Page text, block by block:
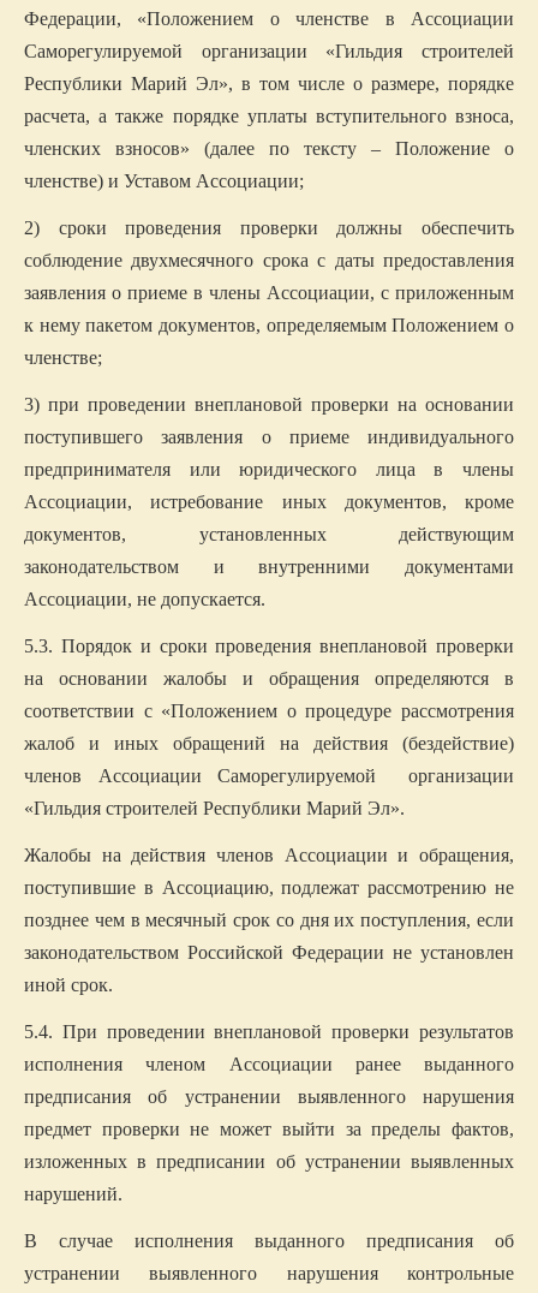
Федерации, «Положением о членстве в Ассоциации
Саморегулируемой организации «Гильдия строителей
Республики Марий Эл», в том числе о размере, порядке
расчета, а также порядке уплаты вступительного взноса,
членских взносов» (далее по тексту – Положение о
членстве) и Уставом Ассоциации;
2) сроки проведения проверки должны обеспечить
соблюдение двухмесячного срока с даты предоставления
заявления о приеме в члены Ассоциации, с приложенным
к нему пакетом документов, определяемым Положением о
членстве;
3) при проведении внеплановой проверки на основании
поступившего заявления о приеме индивидуального
предпринимателя или юридического лица в члены
Ассоциации, истребование иных документов, кроме
документов, установленных действующим
законодательством и внутренними документами
Ассоциации, не допускается.
5.3. Порядок и сроки проведения внеплановой проверки
на основании жалобы и обращения определяются в
соответствии с «Положением о процедуре рассмотрения
жалоб и иных обращений на действия (бездействие)
членов Ассоциации Саморегулируемой организации
«Гильдия строителей Республики Марий Эл».
Жалобы на действия членов Ассоциации и обращения,
поступившие в Ассоциацию, подлежат рассмотрению не
позднее чем в месячный срок со дня их поступления, если
законодательством Российской Федерации не установлен
иной срок.
5.4. При проведении внеплановой проверки результатов
исполнения членом Ассоциации ранее выданного
предписания об устранении выявленного нарушения
предмет проверки не может выйти за пределы фактов,
изложенных в предписании об устранении выявленных
нарушений.
В случае исполнения выданного предписания об
устранении выявленного нарушения контрольные